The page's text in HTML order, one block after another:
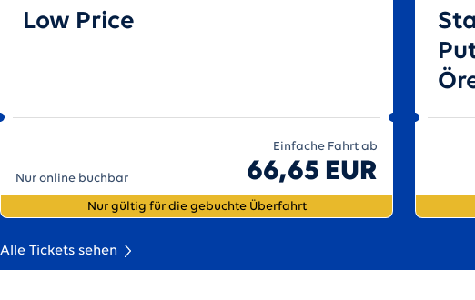
Low Price
Nur online buchbar
Einfache Fahrt ab
66,65 EUR
Nur gültig für die gebuchte Überfahrt
Alle Tickets sehen